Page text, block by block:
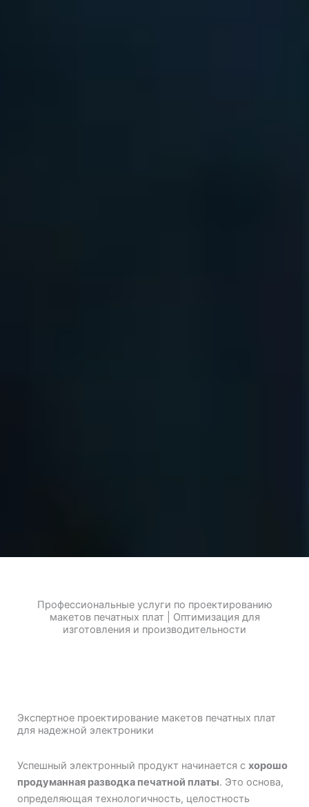
Профессиональные услуги по проектированию
макетов печатных плат | Оптимизация для
изготовления и производительности
Экспертное проектирование макетов печатных плат
для надежной электроники
Успешный электронный продукт начинается с хорошо
продуманная разводка печатной платы. Это основа,
определяющая технологичность, целостность